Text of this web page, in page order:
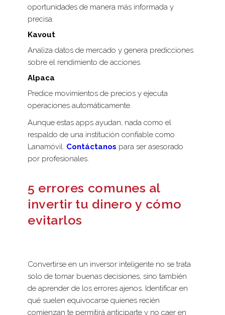
oportunidades de manera más informada y
precisa.
Kavout
Analiza datos de mercado y genera predicciones
sobre el rendimiento de acciones.
Alpaca
Predice movimientos de precios y ejecuta
operaciones automáticamente.
Aunque estas apps ayudan, nada como el
respaldo de una institución confiable como
Lanamóvil. Contáctanos para ser asesorado
por profesionales.
5 errores comunes al
invertir tu dinero y cómo
evitarlos
Convertirse en un inversor inteligente no se trata
solo de tomar buenas decisiones, sino también
de aprender de los errores ajenos. Identificar en
qué suelen equivocarse quienes recién
comienzan te permitirá anticiparte y no caer en